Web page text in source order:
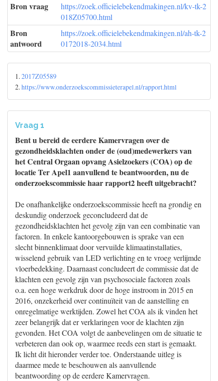
Bron vraag
https://zoek.officielebekendmakingen.nl/kv-tk-2
018Z05700.html
Bron
antwoord
https://zoek.officielebekendmakingen.nl/ah-tk-2
0172018-2034.html
1.2017Z05589
2.https://www.onderzoekscommissieterapel.nl/rapport.html
Vraag 1
Bent u bereid de eerdere Kamervragen over de
gezondheidsklachten onder de (oud)medewerkers van
het Central Orgaan opvang Asielzoekers (COA) op de
locatie Ter Apel1 aanvullend te beantwoorden, nu de
onderzoekscommissie haar rapport2 heeft uitgebracht?
De onafhankelijke onderzoekscommissie heeft na grondig en
deskundig onderzoek geconcludeerd dat de
gezondheidsklachten het gevolg zijn van een combinatie van
factoren. In enkele kantoorgebouwen is sprake van een
slecht binnenklimaat door vervuilde klimaatinstallaties,
wisselend gebruik van LED verlichting en te vroeg verlijmde
vloerbedekking. Daarnaast concludeert de commissie dat de
klachten een gevolg zijn van psychosociale factoren zoals
o.a. een hoge werkdruk door de hoge instroom in 2015 en
2016, onzekerheid over continuïteit van de aanstelling en
onregelmatige werktijden. Zowel het COA als ik vinden het
zeer belangrijk dat er verklaringen voor de klachten zijn
gevonden. Het COA volgt de aanbevelingen om de situatie te
verbeteren dan ook op, waarmee reeds een start is gemaakt.
Ik licht dit hieronder verder toe. Onderstaande uitleg is
daarmee mede te beschouwen als aanvullende
beantwoording op de eerdere Kamervragen.